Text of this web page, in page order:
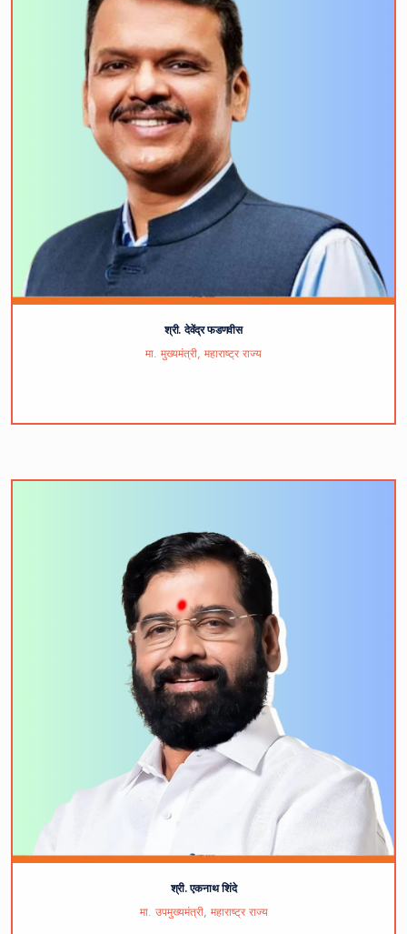
श्री. देवेंद्र फडणवीस
मा. मुख्यमंत्री, महाराष्ट्र राज्य
श्री. एकनाथ शिंदे
मा. उपमुख्यमंत्री, महाराष्ट्र राज्य